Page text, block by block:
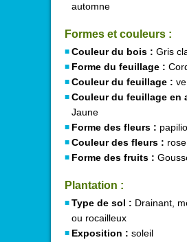
automne
Formes et couleurs :
Couleur du bois : Gris
Forme du feuillage :
Couleur du feuillage :
Couleur du feuillage en
Jaune
Forme des fleurs :
Couleur des fleurs : rose
Forme des fruits :
Plantation :
Type de sol : Drainant,
ou rocailleux
Exposition : soleil